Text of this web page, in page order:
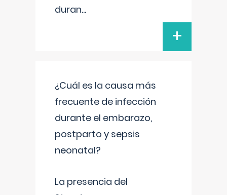
duran...
+
¿Cuál es la causa más
frecuente de infección
durante el embarazo,
postparto y sepsis
neonatal?
La presencia del